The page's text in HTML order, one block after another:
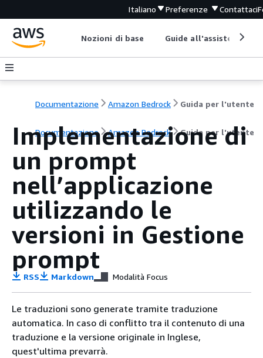
Italiano Preferenze Contattaci
Nozioni di base Guide all'assistenza
Documentazione Amazon Bedrock Guida per l'utente
Documentazione Amazon Bedrock Guida per l'utente
Implementazione di
un prompt
nell’applicazione
utilizzando le
versioni in Gestione
prompt
RSS Markdown Modalità Focus
Le traduzioni sono generate tramite traduzione
automatica. In caso di conflitto tra il contenuto di una
traduzione e la versione originale in Inglese,
quest'ultima prevarrà.